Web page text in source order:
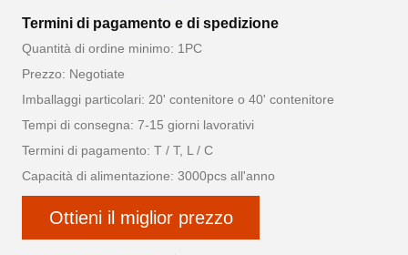
Termini di pagamento e di spedizione
Quantità di ordine minimo: 1PC
Prezzo: Negotiate
Imballaggi particolari: 20' contenitore o 40' contenitore
Tempi di consegna: 7-15 giorni lavorativi
Termini di pagamento: T / T, L / C
Capacità di alimentazione: 3000pcs all'anno
Ottieni il miglior prezzo